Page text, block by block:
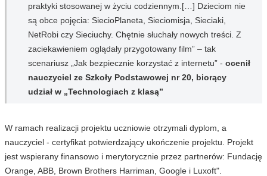
praktyki stosowanej w życiu codziennym.[…] Dzieciom nie
są obce pojęcia: SiecioPlaneta, Sieciomisja, Sieciaki,
NetRobi czy Sieciuchy. Chętnie słuchały nowych treści. Z
zaciekawieniem oglądały przygotowany film” – tak
scenariusz „Jak bezpiecznie korzystać z internetu” - ocenił
nauczyciel ze Szkoły Podstawowej nr 20, biorący
udział w „Technologiach z klasą”
W ramach realizacji projektu uczniowie otrzymali dyplom, a
nauczyciel - certyfikat potwierdzający ukończenie projektu. Projekt
jest wspierany finansowo i merytorycznie przez partnerów: Fundację
Orange, ABB, Brown Brothers Harriman, Google i Luxoft".